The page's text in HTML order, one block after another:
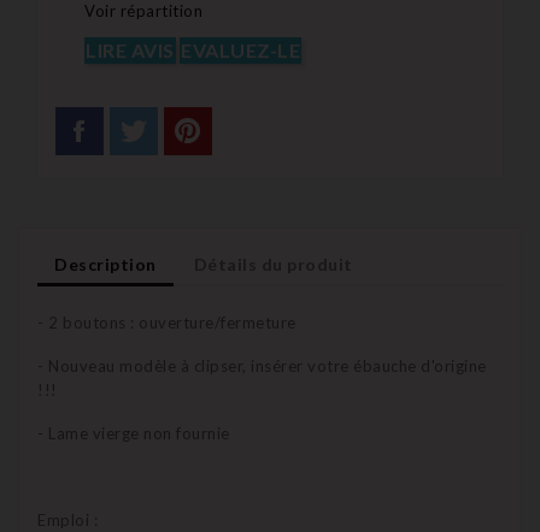
Voir répartition
LIRE AVIS EVALUEZ-LE
Description
- 2 boutons : ouverture/fermeture
- Nouveau modèle à clipser, insérer votre ébauche d'origine
!!!
- Lame vierge non fournie
Emploi :